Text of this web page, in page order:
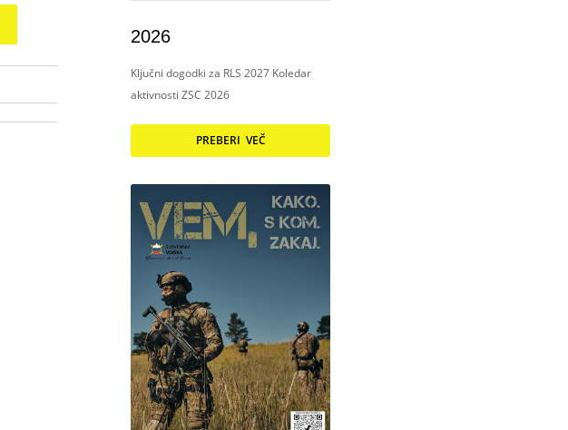
2026
Ključni dogodki za RLS 2027 Koledar
aktivnosti ZSC 2026
PREBERI VEČ